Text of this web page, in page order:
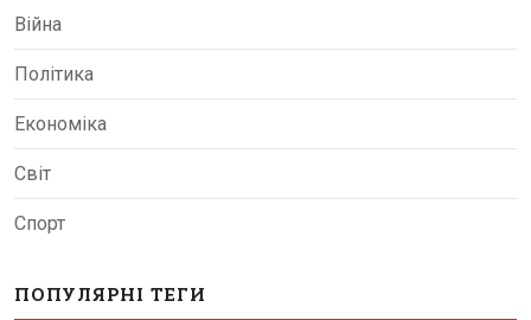
Війна
Політика
Економіка
Світ
Спорт
ПОПУЛЯРНІ ТЕГИ